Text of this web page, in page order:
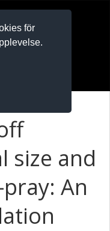
för
size and
An